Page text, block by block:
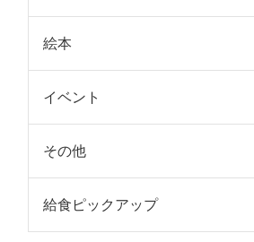
絵本
イベント
その他
給食ピックアップ